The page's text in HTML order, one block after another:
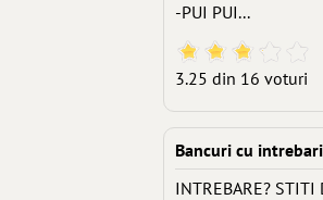
-PUI PUI...
3.25 din 16 voturi
Bancuri cu intrebari
INTREBARE? STITI